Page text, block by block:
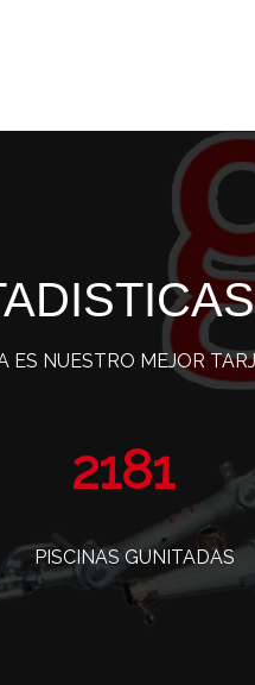
ES NUESTRO MEJOR
3571
PISCINAS GUNITADAS